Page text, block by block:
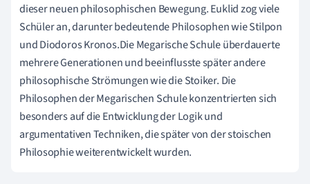
dieser neuen philosophischen Bewegung. Euklid zog viele
Schüler an, darunter bedeutende Philosophen wie Stilpon
und Diodoros Kronos.Die Megarische Schule überdauerte
mehrere Generationen und beeinflusste später andere
philosophische Strömungen wie die Stoiker. Die
Philosophen der Megarischen Schule konzentrierten sich
besonders auf die Entwicklung der Logik und
argumentativen Techniken, die später von der stoischen
Philosophie weiterentwickelt wurden.